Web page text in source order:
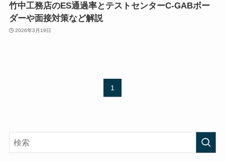
竹中工務店のES通過率とテストセンターC-GABボー
ダーや面接対策など解説
2026年3月19日
1